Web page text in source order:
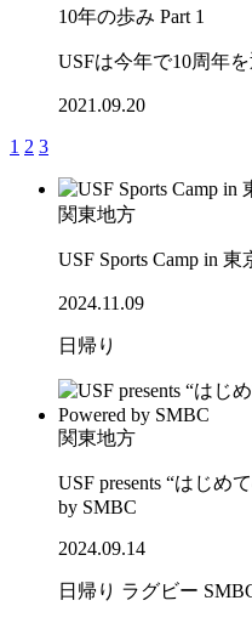
10年の歩み Part 1
USFは今年で10周年を
2021.09.20
1 2 3
関東地方
USF Sports Camp in
2024.11.09
日帰り
関東地方
USF presents “はじめ
by SMBC
2024.09.14
日帰り ラグビー